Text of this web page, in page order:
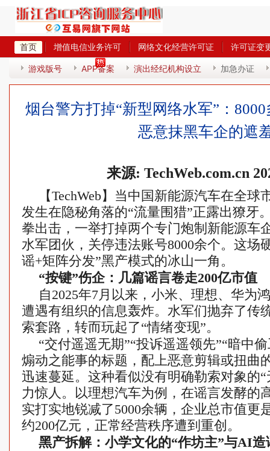
首页 增值电信业务许可 网络文化经营许可证
许可证变
热
游戏版号 APP备案 演出经纪机构设立 加急办证
烟台警方打掉“新型网络水军”：
恶意抹黑车企的遮
来源: TechWeb.com.cn
【TechWeb】当中国新能源汽车在全
发生在隐秘角落的“流量围猎”正露出獠牙
拳出击，一举打掉两个专门炮制新能源车
水军团伙，关停违法账号8000余个。这场
谣+矩阵分发”黑产模式的冰山一角。
“按键”伤企：几篇谣言卷走200亿市值
自2025年7月以来，小米、理想、华为
遭遇有组织的信息轰炸。水军们抛弃了传
索套路，转而玩起了“情绪变现”。
“交付遥遥无期”“投诉遥遥领先”“暗中
煽动之能事的标题，配上恶意剪辑或扭曲
迅速蔓延。这种看似没有明确勒索对象的
力惊人。以理想汽车为例，在谣言发酵的
实打实地锐减了5000余辆，企业总市值更
约200亿元，正常经营秩序遭到重创。
黑产拆解：小学文化的“作坊主”与AI造